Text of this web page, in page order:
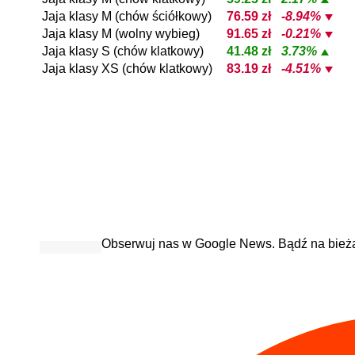
Jaja klasy M (chów ściółkowy)
76.59 zł
-8.94%
Jaja klasy M (wolny wybieg)
91.65 zł
-0.21%
Jaja klasy S (chów klatkowy)
41.48 zł
3.73%
Jaja klasy XS (chów klatkowy)
83.19 zł -4.51%
Obserwuj nas w Google News. Bądź na